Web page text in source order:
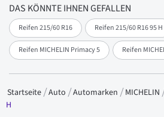
DAS KÖNNTE IHNEN GEFALLEN
Reifen 215/60 R16 Reifen 215/60 R16 95 H
Reifen MICHELIN Primacy 5 Reifen
Startseite Auto Automarken MICHELIN
H